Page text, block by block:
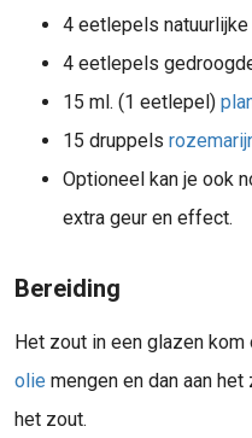
4 eetlepels
4 eetlepels
15 ml. (1 eetlepel)
15 druppels
Optioneel kan je ook
extra geur en effect.
Bereiding
Het zout in een glazen
olie mengen en dan aan
het zout.